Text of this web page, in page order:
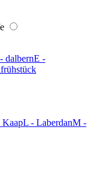
dalbernE -
L - LaberdanM -